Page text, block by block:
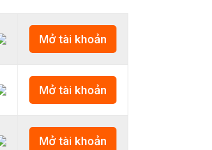
Mở tài khoản
Mở tài khoản
Mở tài khoản